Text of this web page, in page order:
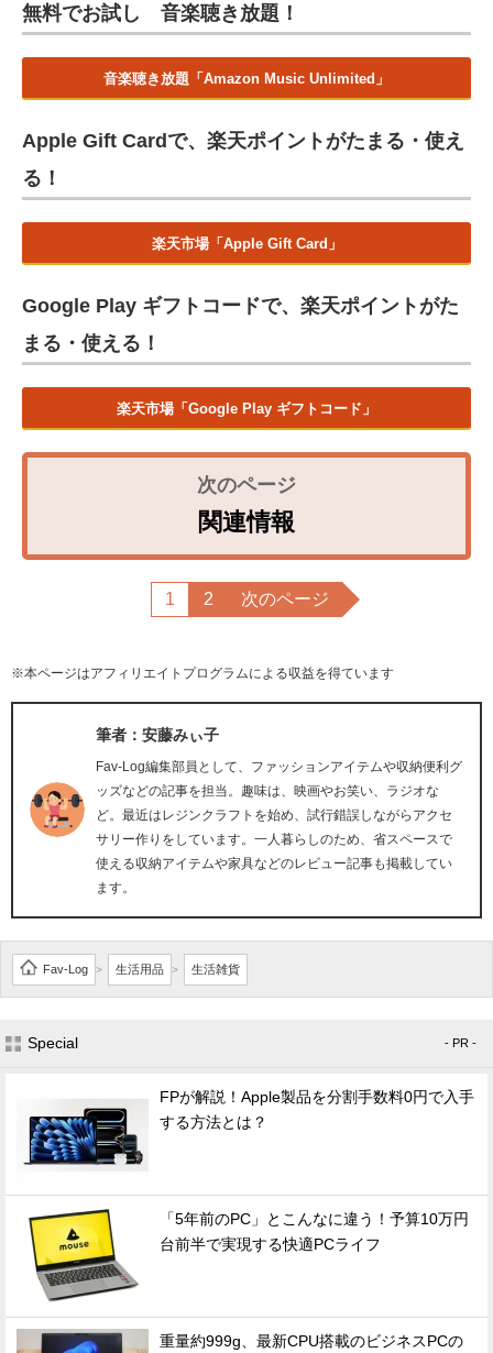
無料でお試し 音楽聴き放題！
音楽聴き放題「Amazon Music Unlimited」
Apple Gift Cardで、楽天ポイントがたまる・使え
る！
楽天市場「Apple Gift Card」
Google Play ギフトコードで、楽天ポイントがた
まる・使える！
楽天市場「Google Play ギフトコード」
関連情報
1 2 次のページ
※本ページはアフィリエイトプログラムによる収益を得ています
筆者：安藤みぃ子
Fav-Log編集部員として、ファッションアイテムや収納便利グ
ッズなどの記事を担当。趣味は、映画やお笑い、ラジオな
ど。最近はレジンクラフトを始め、試行錯誤しながらアクセ
サリー作りをしています。一人暮らしのため、省スペースで
使える収納アイテムや家具などのレビュー記事も掲載してい
ます。
Fav-Log > 生活用品 > 生活雑貨
Special - PR -
FPが解説！Apple製品を分割手数料0円で入手
する方法とは？
「5年前のPC」とこんなに違う！予算10万円
台前半で実現する快適PCライフ
重量約999g、最新CPU搭載のビジネスPCの